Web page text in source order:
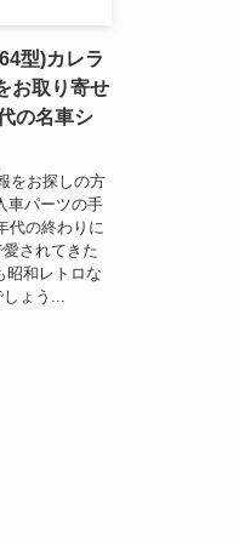
型)カレラ
お取り寄せ
の名車シ
をお探しの方
車パーツの手
代の終わりに
されてきた
昭和レトロな
ょう...